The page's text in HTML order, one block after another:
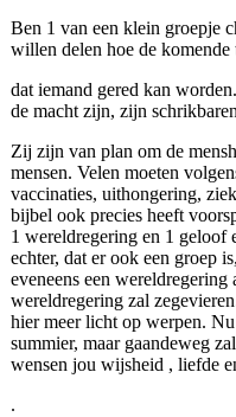
Ben 1 van een klein groepje
willen delen hoe de komende
dat iemand gered kan
de macht zijn, zijn
Zij zijn van plan om de
mensen. Velen moeten
vaccinaties, uithongering,
bijbel ook precies heeft
1 wereldregering en 1 geloof
echter, dat er ook een groep
eveneens een
wereldregering zal
hier meer licht op werpen.
summier, maar gaandeweg
wensen jou wijsheid , liefde
.